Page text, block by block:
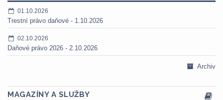
01.10.2026
Trestní právo daňové - 1.10.2026
02.10.2026
Daňové právo 2026 - 2.10.2026
Archiv
MAGAZÍNY A SLUŽBY